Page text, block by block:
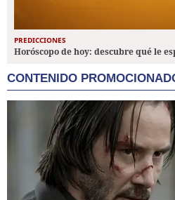
PREDICCIONES
Horóscopo de hoy: descubre qué le
CONTENIDO